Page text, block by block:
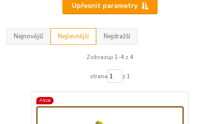
Upřesnit parametry
Nejnovější Nejlevnější Nejdražší
Zobrazuji 1-4 z 4
strana z 1
Akce